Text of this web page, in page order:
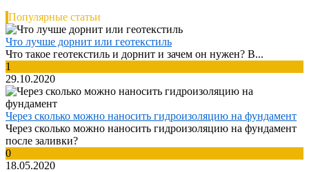
Популярные статьи
Что лучше дорнит или геотекстиль
Что такое геотекстиль и дорнит и зачем он нужен? В...
1
29.10.2020
Через сколько можно наносить гидроизоляцию на фундамент
Через сколько можно наносить гидроизоляцию на фундамент
после заливки?
0
18.05.2020